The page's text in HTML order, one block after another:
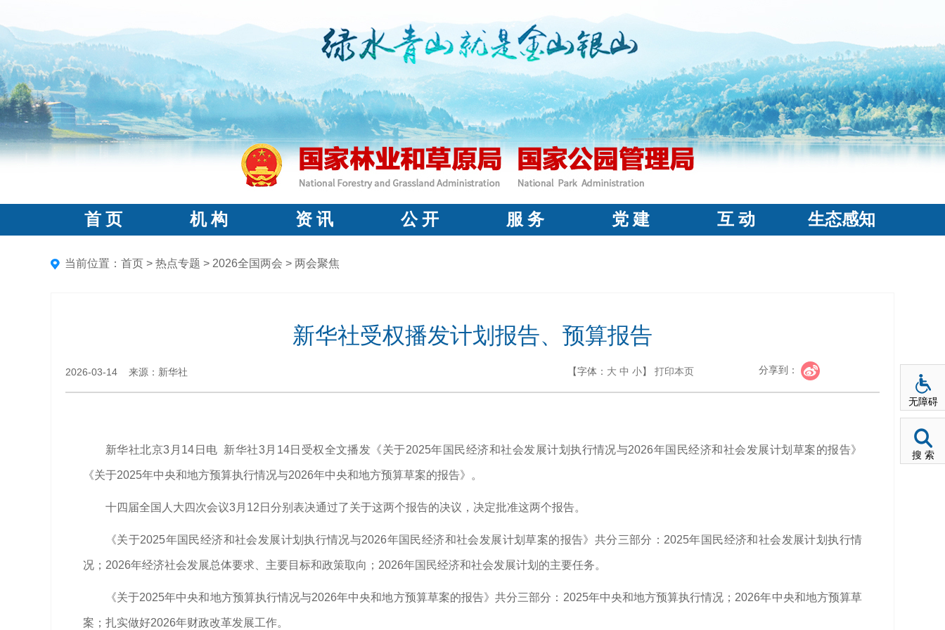
首 页 机 构 资 讯 公 开 服 务 党 建 互 动 生态感知
当前位置： 首页 > 热点专题 > 2026全国两会 > 两会聚焦
新华社受权播发计划报告、预算报告
2026-03-14 来源：新华社 【字体： 大 中 小】 打印本页 分享到：
新华社北京3月14日电 新华社3月14日受权全文播发《关于2025年国民经济和社会发展计划执行情况与2026年国民经济和社会发展计划草案的报告》
《关于2025年中央和地方预算执行情况与2026年中央和地方预算草案的报告》。
十四届全国人大四次会议3月12日分别表决通过了关于这两个报告的决议，决定批准这两个报告。
《关于2025年国民经济和社会发展计划执行情况与2026年国民经济和社会发展计划草案的报告》共分三部分：2025年国民经济和社会发展计划执行情
况；2026年经济社会发展总体要求、主要目标和政策取向；2026年国民经济和社会发展计划的主要任务。
《关于2025年中央和地方预算执行情况与2026年中央和地方预算草案的报告》共分三部分：2025年中央和地方预算执行情况；2026年中央和地方预算草
案；扎实做好2026年财政改革发展工作。
无障碍
搜 索